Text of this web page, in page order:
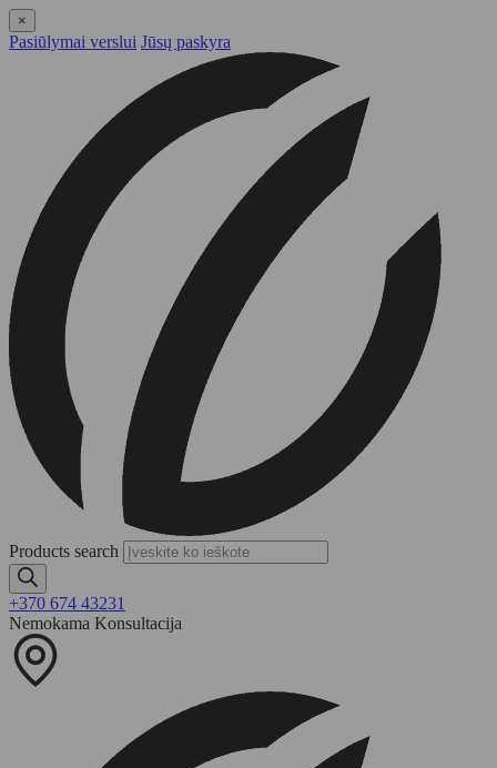
×
Pasiūlymai verslui Jūsų paskyra
Products search
+370 674 43231
Nemokama Konsultacija